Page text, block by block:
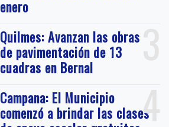
enero
3
Quilmes: Avanzan las obras
de pavimentación de 13
cuadras en Bernal
4
Campana: El Municipio
comenzó a brindar las clases